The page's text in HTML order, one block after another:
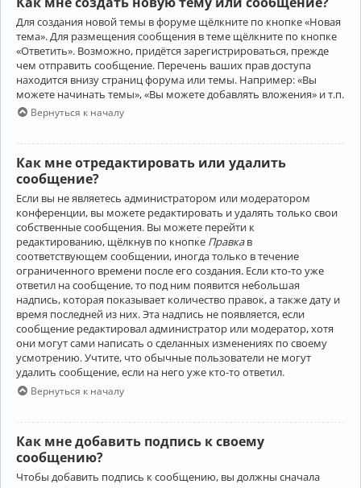
Для создания новой темы в форуме щёлкните по кнопке «Новая
тема». Для размещения сообщения в теме щёлкните по кнопке
«Ответить». Возможно, придётся зарегистрироваться, прежде
чем отправить сообщение. Перечень ваших прав доступа
находится внизу страниц форума или темы. Например: «Вы
можете начинать темы», «Вы можете добавлять вложения» и т.п.
Вернуться к началу
Как мне отредактировать или удалить
сообщение?
Если вы не являетесь администратором или модератором
конференции, вы можете редактировать и удалять только свои
собственные сообщения. Вы можете перейти к
редактированию, щёлкнув по кнопке Правкав
соответствующем сообщении, иногда только в течение
ограниченного времени после его создания. Если кто-то уже
ответил на сообщение, то под ним появится небольшая
надпись, которая показывает количество правок, а также дату и
время последней из них. Эта надпись не появляется, если
сообщение редактировал администратор или модератор, хотя
они могут сами написать о сделанных изменениях по своему
усмотрению. Учтите, что обычные пользователи не могут
удалить сообщение, если на него уже кто-то ответил.
Вернуться к началу
Как мне добавить подпись к своему
сообщению?
Чтобы добавить подпись к сообщению, вы должны сначала